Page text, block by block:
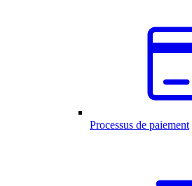
Processus de paiement